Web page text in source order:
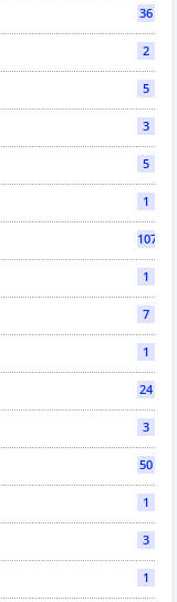
36
2
5
3
5
1
107
1
7
1
24
3
50
1
3
1